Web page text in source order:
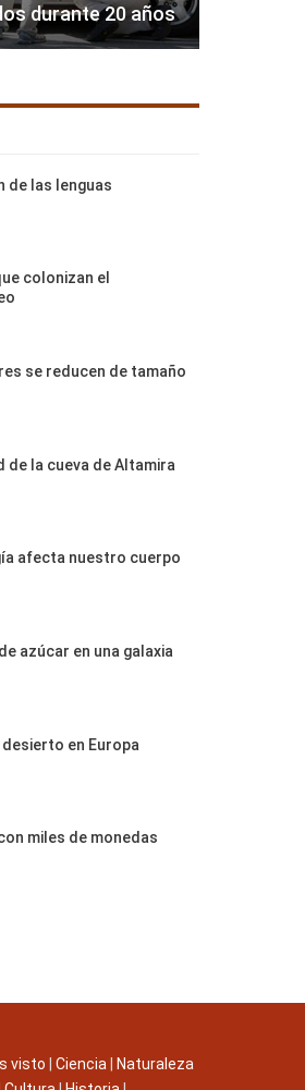
durante 20 años
de las lenguas
colonizan el
se reducen de tamaño
de la cueva de Altamira
afecta nuestro cuerpo
azúcar en una galaxia
en Europa
miles de monedas
visto Ciencia
Naturaleza